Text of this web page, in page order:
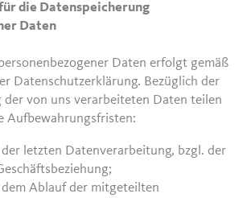
die Datenspeicherung
Daten
Daten erfolgt gemäß
Datenschutzerklärung. Bezüglich der
der von uns verarbeiteten Daten teilen
Aufbewahrungsfristen:
der letzten Datenverarbeitung, bzgl. der
dem Ablauf der mitgeteilten